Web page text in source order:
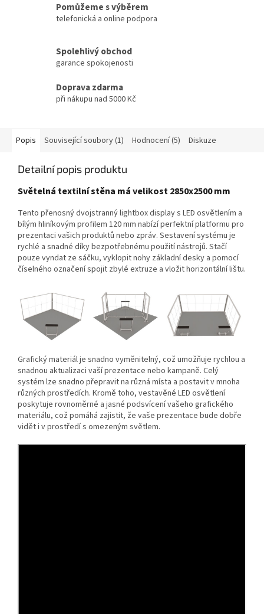
Pomůžeme s výběrem
telefonická a online podpora
Spolehlivý obchod
garance spokojenosti
Doprava zdarma
při nákupu nad 5000 Kč
Popis Související soubory (1) Hodnocení (5) Diskuze
Detailní popis produktu
Světelná textilní stěna má velikost 2850x2500 mm
Tento přenosný dvojstranný lightbox display s LED osvětlením a
bílým hliníkovým profilem 120 mm nabízí perfektní platformu pro
prezentaci vašich produktů nebo zpráv. Sestavení systému je
rychlé a snadné díky bezpotřebnému použití nástrojů. Stačí
pouze vyndat ze sáčku, vyklopit nohy základní desky a pomocí
číselného označení spojit zbylé extruze a vložit horizontální lištu.
Grafický materiál je snadno vyměnitelný, což umožňuje rychlou a
snadnou aktualizaci vaší prezentace nebo kampaně. Celý
systém lze snadno přepravit na různá místa a postavit v mnoha
různých prostředích. Kromě toho, vestavěné LED osvětlení
poskytuje rovnoměrné a jasné podsvícení vašeho grafického
materiálu, což pomáhá zajistit, že vaše prezentace bude dobře
vidět i v prostředí s omezeným světlem.